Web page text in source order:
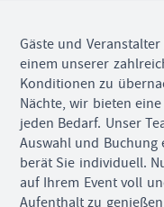
Gäste und
einem unserer
Konditionen zu
Nächte, wir bieten
jeden Bedarf. Unser
Auswahl und Buchung
berät Sie individuell.
auf Ihrem Event voll
Aufenthalt zu